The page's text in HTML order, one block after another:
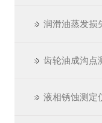
润滑油蒸发损
齿轮油成沟点
液相锈蚀测定